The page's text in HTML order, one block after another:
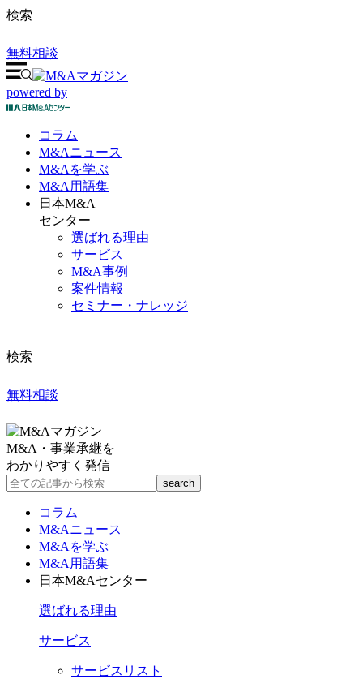
検索
無料相談
powered by
コラム
M&Aニュース
M&Aを学ぶ
M&A 用語集
日本M&A
センター
選ばれる理由
サービス
M&A事例
案件情報
セミナー・ナレッジ
検索
無料相談
M&A・事業承継を
わかりやすく発信
コラム
M&Aニュース
M&Aを学ぶ
M&A用語集
日本M&Aセンター
選ばれる理由
サービス
サービスリスト